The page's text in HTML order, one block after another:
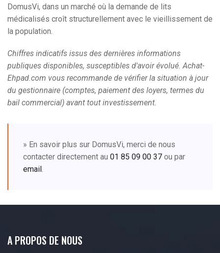
DomusVi, dans un marché où la demande de lits
médicalisés croît structurellement avec le vieillissement de
la population.
Chiffres indicatifs issus des dernières informations
publiques disponibles, susceptibles d'avoir évolué. Achat-
Ehpad.com vous recommande de vérifier la situation à jour
du gestionnaire (comptes, paiement des loyers, termes du
bail commercial) avant tout investissement.
» En savoir plus sur DomusVi, merci de nous
contacter directement au 01 85 09 00 37 ou par
email .
A PROPOS DE NOUS